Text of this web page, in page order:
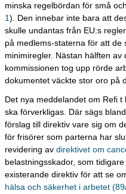
minska regelbördan för små
1). Den innebar inte bara att
skulle undantas från EU:s
på medlems-staterna för att
minimiregler. Nästan hälften
kommissionen tog upp rörde
dokumentet väckte stor oro på
Det nya meddelandet om Refi
ska förverkligas. Där sägs
förslag till direktiv vare sig om
för frisörer som parterna har
revidering av direktivet om
belastningsskador, som
existerande direktiv för att se
hälsa och säkerhet i arbetet